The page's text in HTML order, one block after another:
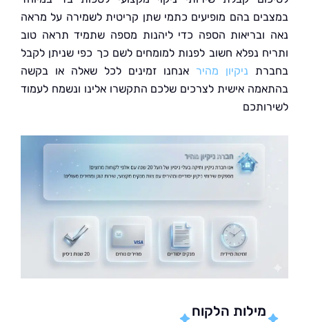
בהם מופיעים כתמי שתן קריטית לשמירה על מראה
הספה כדי ליהנות מספה שתמיד תראה טוב
נפלא חשוב לפנות למומחים לשם כך כפי שניתן לקבל
ניקיון מהיראנחנו זמינים לכל שאלה או בקשה
אישית לצרכים שלכם התקשרו אלינו ונשמח לעמוד
מילות הלקוח